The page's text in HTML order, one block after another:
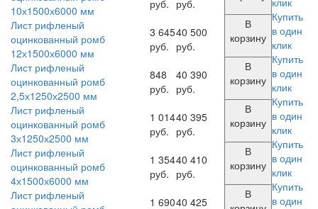
10х1500х6000 мм
руб. руб.
Лист рифленый
оцинкованный ромб
12х1500х6000 мм
3 645
руб.
40 500
руб.
В
корзину
Купить
в один
клик
Лист рифленый
оцинкованный ромб
2,5х1250х2500 мм
848
руб.
40 390
руб.
В
корзину
Купить
в один
клик
Лист рифленый
оцинкованный ромб
3х1250х2500 мм
1 014
руб.
40 395
руб.
В
корзину
Купить
в один
клик
Лист рифленый
оцинкованный ромб
4х1500х6000 мм
1 354
руб.
40 410
руб.
В
корзину
Купить
в один
клик
Лист рифленый
1 69040 425
В
Купить
в один